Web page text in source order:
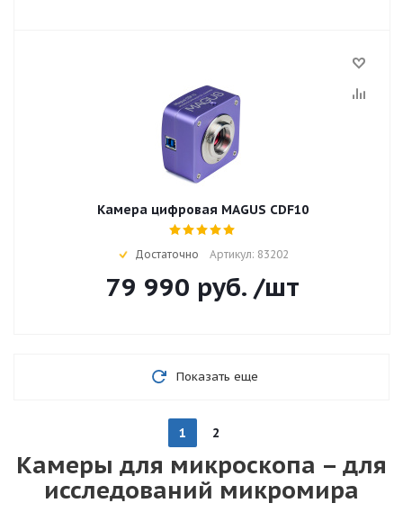
Камера цифровая MAGUS CDF10
Достаточно Артикул: 83202
79 990 руб. /шт
Показать еще
1 2
Камеры для микроскопа – для
исследований микромира